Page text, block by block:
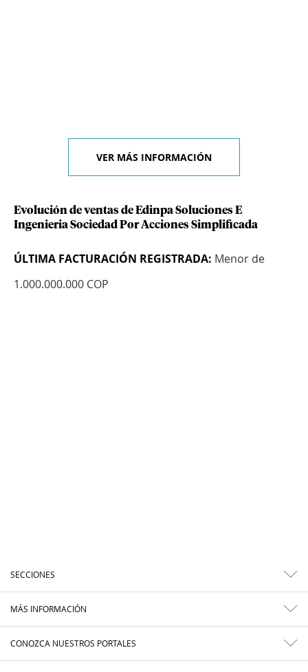
VER MÁS INFORMACIÓN
Evolución de ventas de Edinpa Soluciones E
Ingenieria Sociedad Por Acciones Simplificada
ÚLTIMA FACTURACIÓN REGISTRADA: Menor de
1.000.000.000 COP
SECCIONES
MÁS INFORMACIÓN
CONOZCA NUESTROS PORTALES